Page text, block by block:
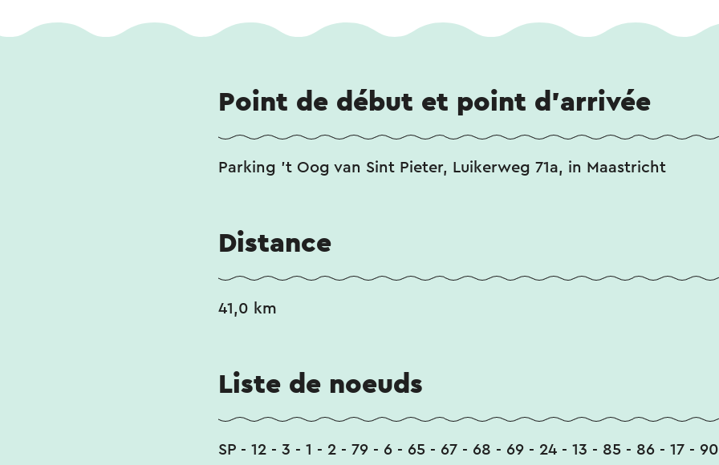
Point de début et point d'arrivée
Parking 't Oog van Sint Pieter, Luikerweg 71a, in Maastricht
Distance
41,0 km
Liste de noeuds
SP - 12 - 3 - 1 - 2 - 79 - 6 - 65 - 67 - 68 - 69 - 24 - 13 - 85 - 86 - 17 -